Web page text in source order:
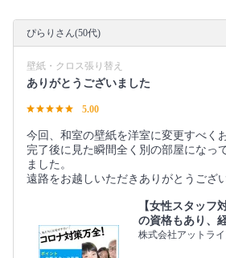
ぴらりさん(50代)
壁紙・クロス張り替え
ありがとうございました
5.00
今回、和室の壁紙を洋室に変更すべく
完了後に見た瞬間全く別の部屋になっ
ました。
遠路をお越しいただきありがとうござ
【女性スタッフ
の資格もあり、
株式会社アットラ